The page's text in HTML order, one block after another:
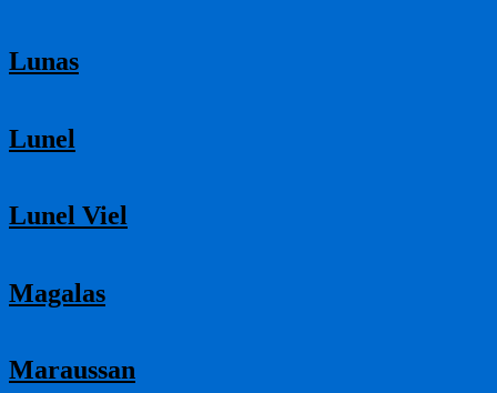
Lunas
Lunel
Lunel Viel
Magalas
Maraussan